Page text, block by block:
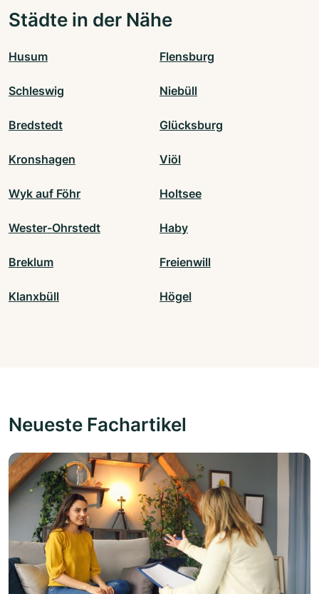
Städte in der Nähe
Husum Flensburg
Schleswig Niebüll
Bredstedt Glücksburg
Kronshagen Viöl
Wyk auf Föhr Holtsee
Wester-Ohrstedt Haby
Breklum Freienwill
Klanxbüll Högel
Neueste Fachartikel